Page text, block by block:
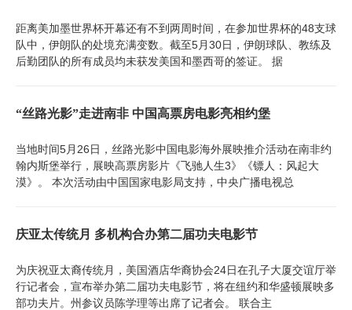
距离美加墨世界杯开幕还有不到两周时间，在参加世界杯的48支球
队中，伊朗队的处境充满变数。截至5月30日，伊朗球队、教练及
后勤团队的所有成员均未获发美国和墨西哥的签证。 据
“丝路光影”走进南非 中国高票房电影亮相约堡
当地时间5月26日，丝路光影中国电影海外展映推介活动在南非约
翰内斯堡举行，展映高票房影片《飞驰人生3》《镖人：风起大
漠》。 本次活动由中国国家电影局支持，中央广播电视总
庆亚太传统月 多机构合办第二届功夫电影节
为庆祝亚太裔传统月，美国酒店华裔协会24日在孔子大厦交谊厅举
行记者会，宣布举办第二届功夫电影节，将在纽约和华盛顿展映多
部功夫片。州参议员陈学理等出席了记者会。 联合主